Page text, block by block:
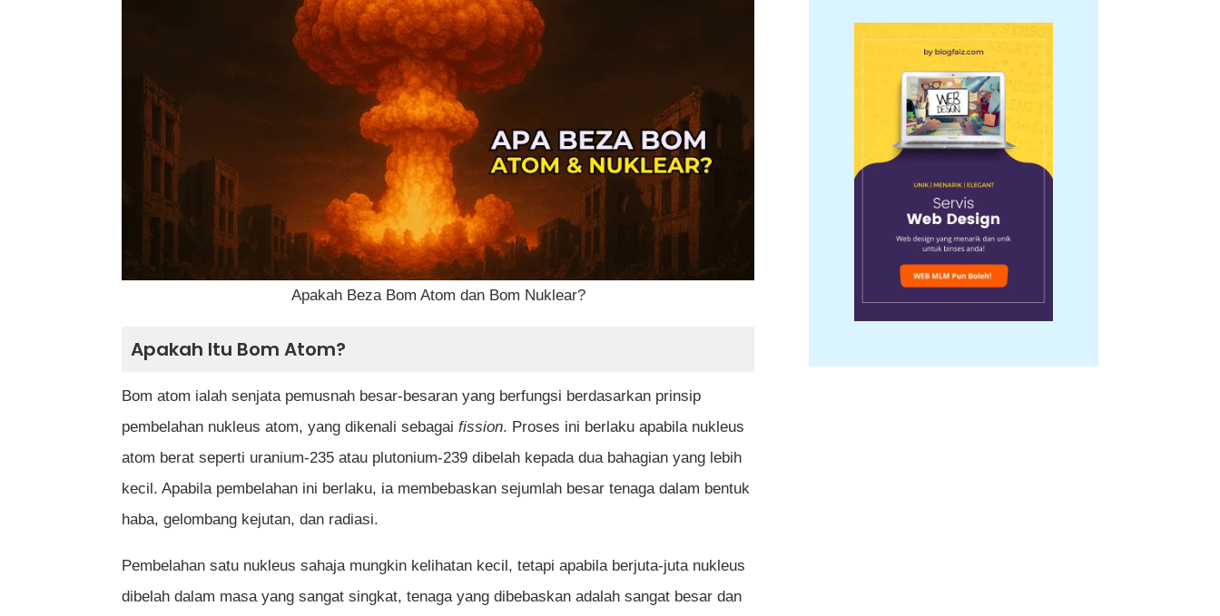
Bom Atom (Fission)
Bom Nuklear (Fusion)
Beza Bom Atom dan Bom Nuklear
Sejauh Mana Kesan Kehancuran Bom Atom dan Nuklear?
Implikasi Politik dan Ketenteraan
Sains Di Sebalik Senjata Pemusnah
Soalan Lazim (FAQ) Tentang Beza Bom Atom dan Bom Nuklear
Adakah bom atom dan bom nuklear perkara yang sama?
Negara mana yang pertama menggunakan bom atom?
Adakah bom nuklear lebih kuat daripada bom atom?
Apakah Beza Bom Atom dan Bom Nuklear?
Apakah Itu Bom Atom?
Bom atom ialah senjata pemusnah besar-besaran yang berfungsi berdasarkan prinsip
pembelahan nukleus atom, yang dikenali sebagaifission. Proses ini berlaku apabila nukleus
atom berat seperti uranium-235 atau plutonium-239 dibelah kepada dua bahagian yang lebih
kecil. Apabila pembelahan ini berlaku, ia membebaskan sejumlah besar tenaga dalam bentuk
haba, gelombang kejutan, dan radiasi.
Pembelahan satu nukleus sahaja mungkin kelihatan kecil, tetapi apabila berjuta-juta nukleus
dibelah dalam masa yang sangat singkat, tenaga yang dibebaskan adalah sangat besar dan